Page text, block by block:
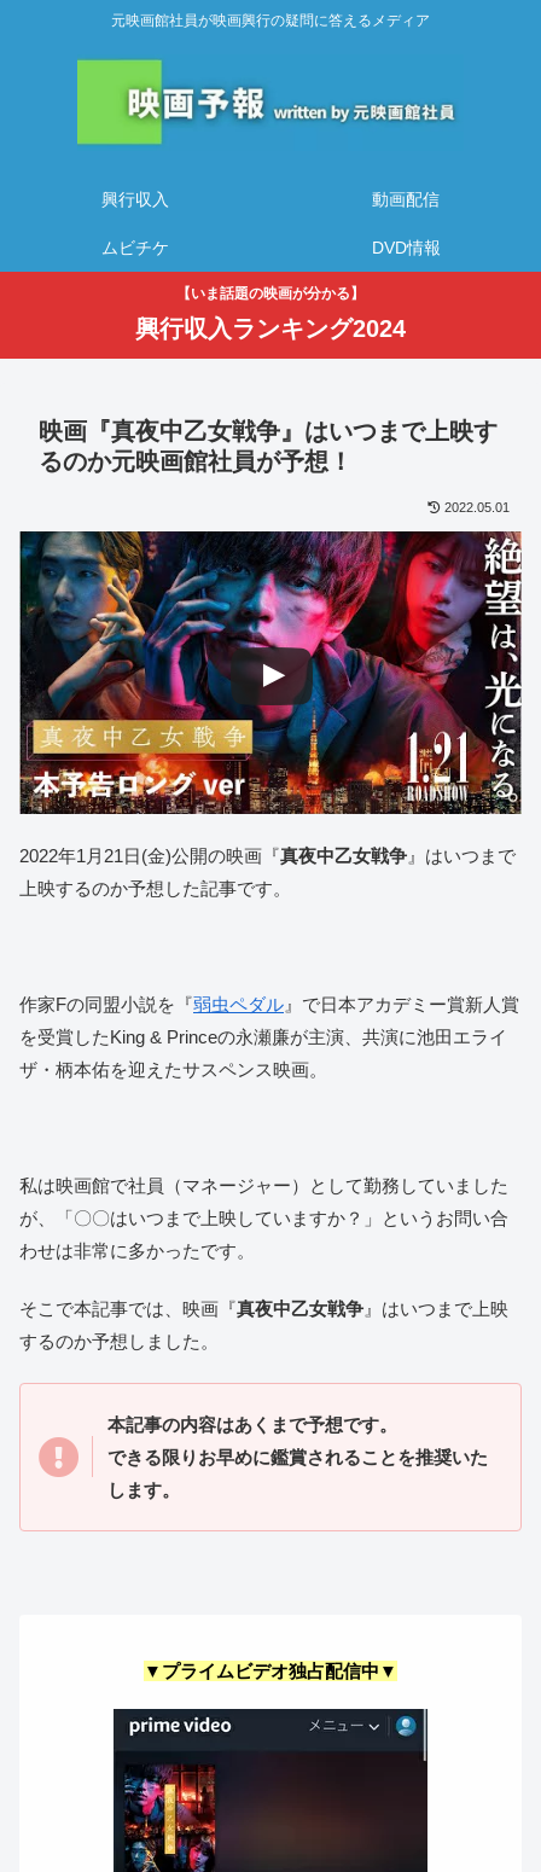
元映画館社員が映画興行の疑問に答えるメディア
興行収入 動画配信
ムビチケ DVD情報
【いま話題の映画が分かる】
興行収入ランキング2024
映画『真夜中乙女戦争』はいつまで上映す
るのか元映画館社員が予想！
2022.05.01
2022年1月21日(金)公開の映画『真夜中乙女戦争 』はいつまで
上映するのか予想した記事です。
作家Fの同盟小説を『弱虫ペダル 』で日本アカデミー賞新人賞
を受賞したKing & Princeの永瀬廉が主演、共演に池田エライ
ザ・柄本佑を迎えたサスペンス映画。
私は映画館で社員（マネージャー）として勤務していました
が、「〇〇はいつまで上映していますか？」というお問い合
わせは非常に多かったです。
そこで本記事では、映画『真夜中乙女戦争 』はいつまで上映
するのか予想しました。
本記事の内容はあくまで予想です。
できる限りお早めに鑑賞されることを推奨いた
します。
▼プライムビデオ独占配信中▼